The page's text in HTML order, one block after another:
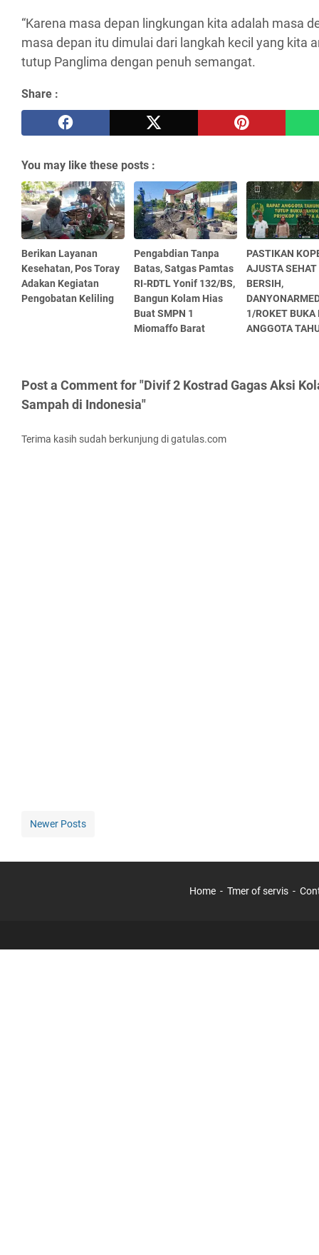
“Karena masa depan lingkungan kita adalah masa
masa depan itu dimulai dari langkah kecil yang kita
tutup Panglima dengan penuh semangat.
Share :
You may like these posts :
Berikan Layanan
Kesehatan, Pos Toray
Adakan Kegiatan
Pengobatan Keliling
Pengabdian Tanpa
Batas, Satgas Pamtas
RI-RDTL Yonif 132/BS,
Bangun Kolam Hias
Buat SMPN 1
Miomaffo Barat
PASTIKAN
AJUSTA SEHAT
BERSIH,
1/ROKET BUKA
ANGGOTA
Post a Comment for "Divif 2 Kostrad Gagas Aksi
Sampah di Indonesia"
Terima kasih sudah berkunjung di gatulas.com
Newer Posts
Home Tmer of servis